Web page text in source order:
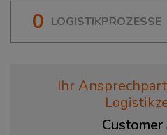
0 LOGISTIKPROZESSE
Ihr
Customer